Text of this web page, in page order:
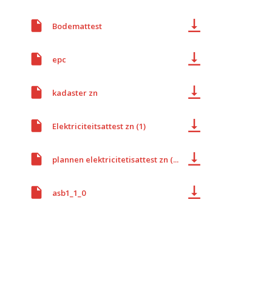
Bodemattest
epc
kadaster zn
Elektriciteitsattest zn (1)
plannen elektricitetisattest zn (...
asb1_1_0